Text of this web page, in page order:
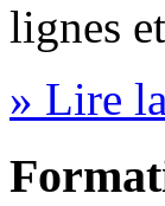
lignes
» Lire